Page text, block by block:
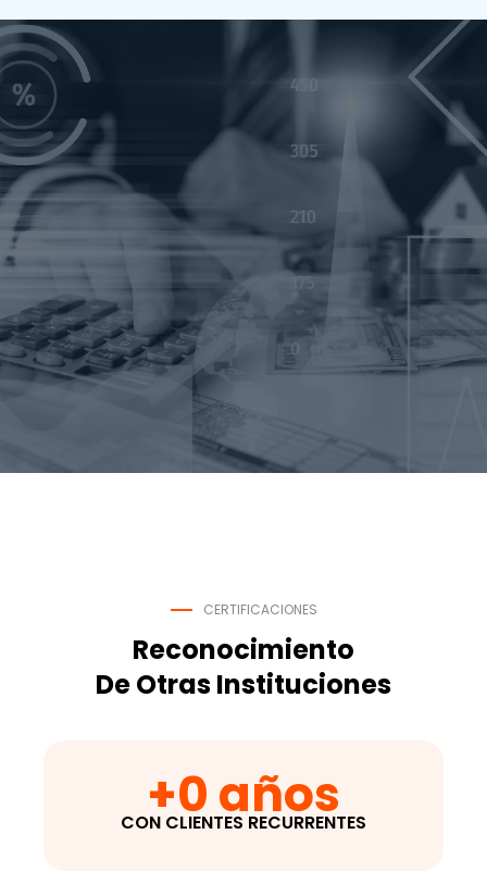
CERTIFICACIONES
Reconocimiento
De Otras Instituciones
CON CLIENTES RECURRENTES
+0 años